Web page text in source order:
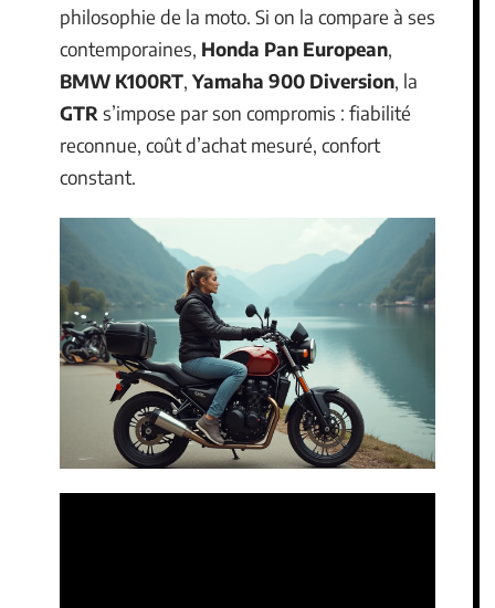
philosophie de la moto. Si on la compare à ses
contemporaines, Honda Pan European,
BMW K100RT,Yamaha 900 Diversion, la
GTR s’impose par son compromis : fiabilité
reconnue, coût d’achat mesuré, confort
constant.